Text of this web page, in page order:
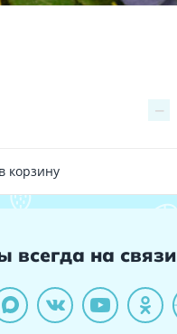
−
корзину
всегда на связи